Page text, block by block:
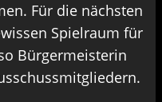
Für die nächsten
Spielraum für
Bürgermeisterin